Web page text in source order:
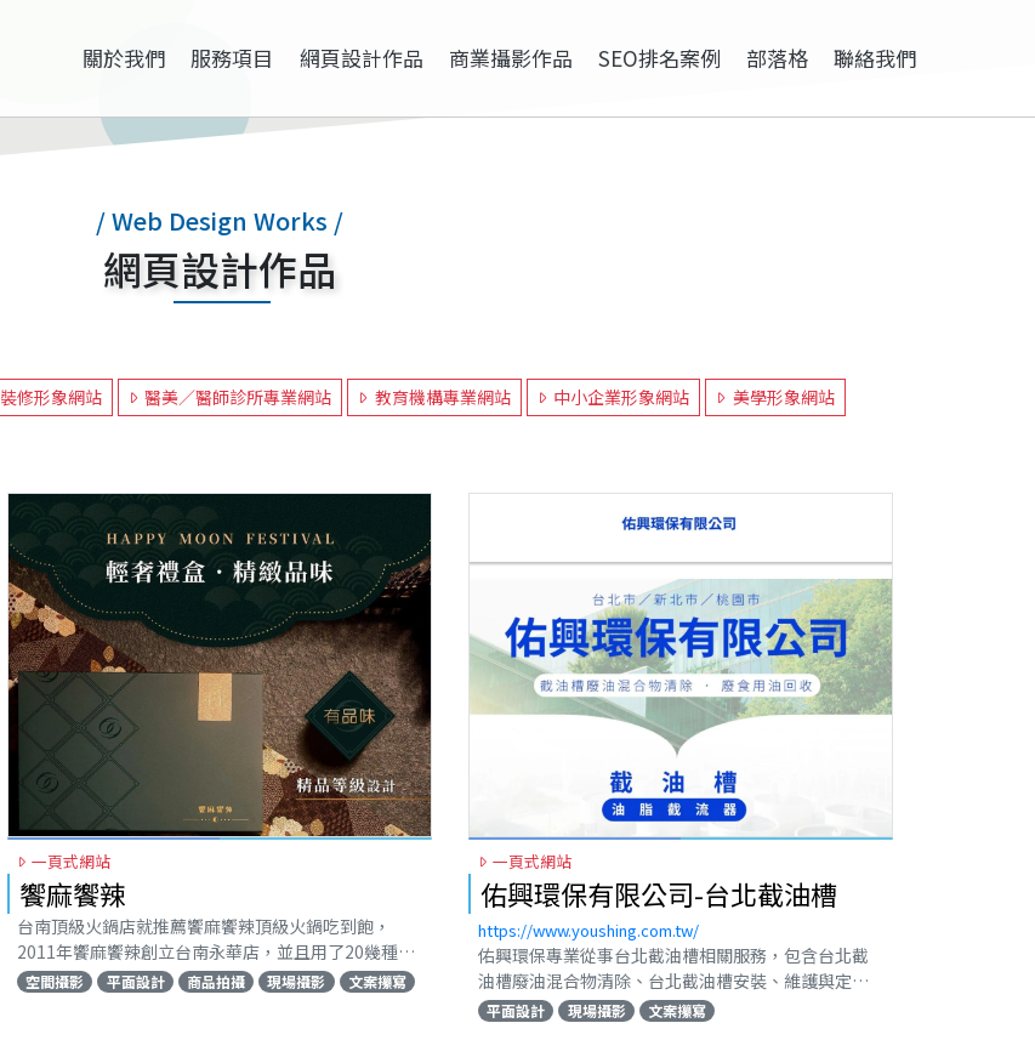
關於我們 服務項目 網頁設計作品 商業攝影作品 SEO排名案例 部落格 聯絡我們
/ Web Design Works /
網頁設計作品
修形象網站 醫美／醫師診所專業網站 教育機構專業網站 中小企業形象網站
美學形象網站
一頁式網站
饗麻饗辣
台南頂級火鍋店就推薦饗麻饗辣頂級火鍋吃到飽，
2011年饗麻饗辣創立台南永華店，並且用了20幾種中
藥材每日熬煮湯底，加上牛油炒製，更最先引用台南
空間攝影 平面設計 商品拍攝 現場攝影 文案攥寫
一頁式網站
佑興環保有限公司-台北截油槽
https://www.youshing.com.tw/
佑興環保專業從事台北截油槽相關服務，包含台北截
油槽廢油混合物清除、台北截油槽安裝、維護與定期
清理，協助業者建立完整的油脂處理系統。無論您是
平面設計 現場攝影 文案攥寫